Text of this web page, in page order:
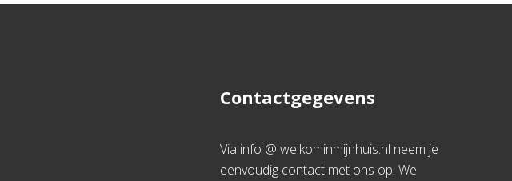
Contactgegevens
Via info @ welkominmijnhuis.nl neem je
eenvoudig contact met ons op. We